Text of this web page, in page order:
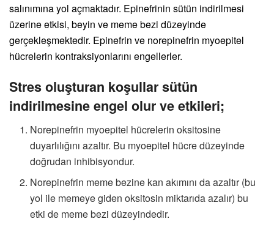
salınımına yol açmaktadır. Epinefrinin sütün indirilmesi
üzerine etkisi, beyin ve meme bezi düzeyinde
gerçekleşmektedir. Epinefrin ve norepinefrin myoepitel
hücrelerin kontraksiyonlarını engellerler.
Stres oluşturan koşullar sütün
indirilmesine engel olur ve etkileri;
Norepinefrin myoepitel hücrelerin oksitosine
duyarlılığını azaltır. Bu myoepitel hücre düzeyinde
doğrudan inhibisyondur.
Norepinefrin meme bezine kan akımını da azaltır (bu
yol ile memeye giden oksitosin miktarıda azalır) bu
etki de meme bezi düzeyindedir.